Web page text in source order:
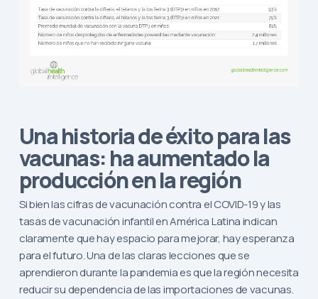
Una historia de éxito para las
vacunas: ha aumentado la
producción en la región
Si bien las cifras de vacunación contra el COVID-19 y las
tasas de vacunación infantil en América Latina indican
claramente que hay espacio para mejorar, hay esperanza
para el futuro. Una de las claras lecciones que se
aprendieron durante la pandemia es que la región necesita
reducir su dependencia de las importaciones de vacunas.